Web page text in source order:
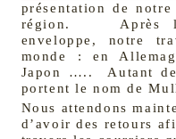
présentation de
région. Après le
enveloppe, notre
monde : en
Japon ….. Autant
portent le nom de
Nous attendons
d’avoir des retours